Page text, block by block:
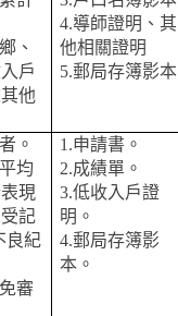
、
戶
他
4.導師證明、其
他相關證明
5.郵局存簿影本
。
均
現
記
良紀
審
1.申請書。
2.成績單。
3.低收入戶證
明。
4.郵局存簿影
本。